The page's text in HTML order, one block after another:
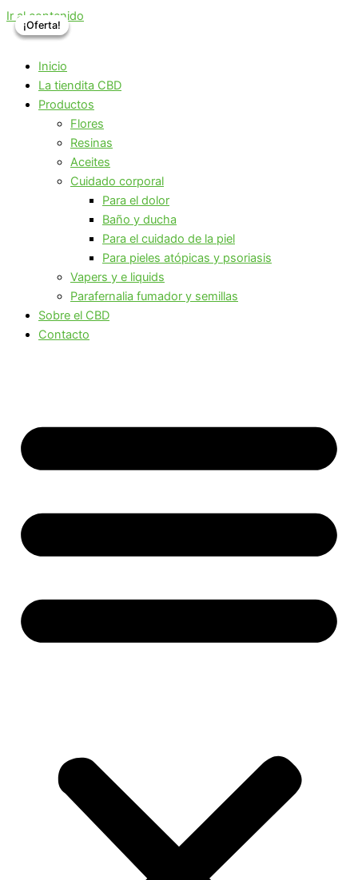
Ir al contenido
Inicio
La tiendita CBD
Productos
Flores
Resinas
Aceites
Cuidado corporal
Para el dolor
Baño y ducha
Para el cuidado de la piel
Para pieles atópicas y psoriasis
Vapers y e liquids
Parafernalia fumador y semillas
Sobre el CBD
Contacto
¡Oferta!
¡Oferta!
¡Oferta!